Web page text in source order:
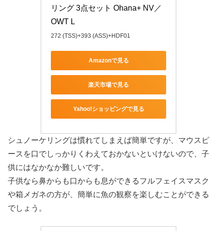
リング 3点セット Ohana+ NV／
OWT L
272 (TSS)+393 (ASS)+HDF01
Amazonで見る
楽天市場で見る
Yahoo!ショッピングで見る
シュノーケリングは慣れてしまえば簡単ですが、マウスピ
ースを口でしっかりくわえておかないといけないので、子
供にはなかなか難しいです。
子供なら鼻からも口からも息ができるフルフェイスマスク
や箱メガネの方が、簡単に魚の観察を楽しむことができる
でしょう。